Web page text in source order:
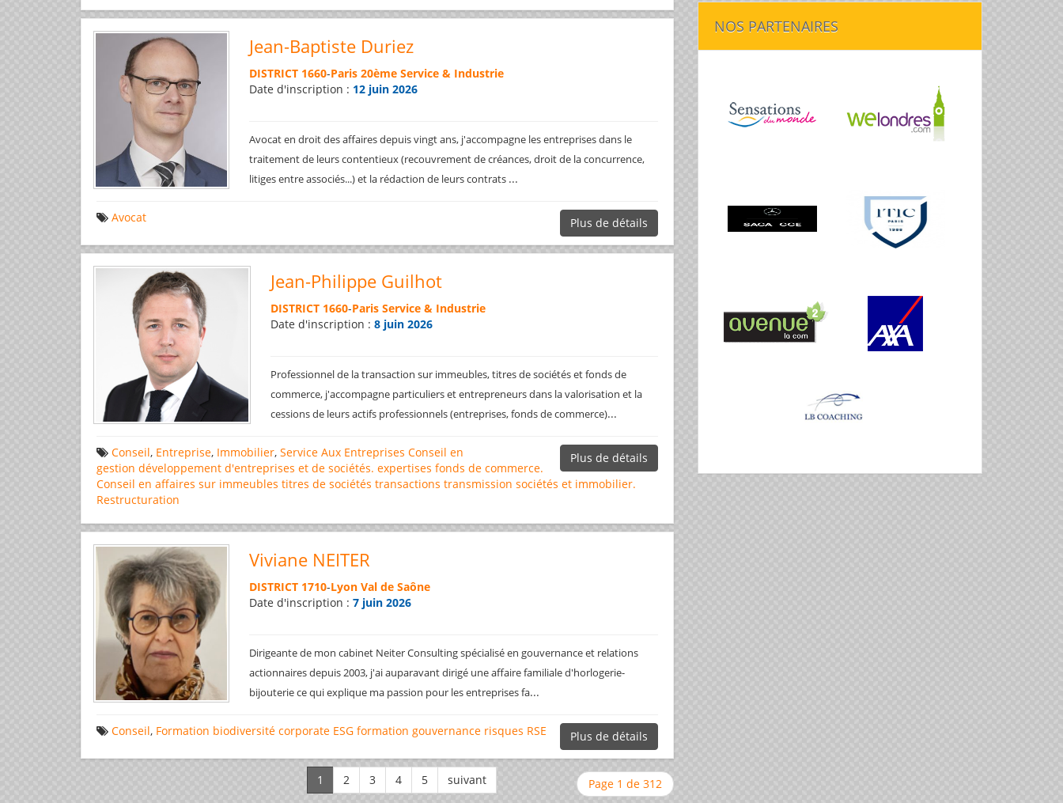
Jean-Baptiste Duriez
DISTRICT 1660-Paris 20ème Service & Industrie
Date d'inscription : 12 juin 2026
Avocat en droit des affaires depuis vingt ans, j'accompagne les entreprises dans le
traitement de leurs contentieux (recouvrement de créances, droit de la concurrence,
litiges entre associés...) et la rédaction de leurs contrats ...
Plus de détails
Avocat
Jean-Philippe Guilhot
DISTRICT 1660-Paris Service & Industrie
Date d'inscription : 8 juin 2026
Professionnel de la transaction sur immeubles, titres de sociétés et fonds de
commerce, j'accompagne particuliers et entrepreneurs dans la valorisation et la
cessions de leurs actifs professionnels (entreprises, fonds de commerce)...
Plus de détails
Conseil, Entreprise, Immobilier, Service Aux Entreprises Conseil en
gestion développement d'entreprises et de sociétés. expertises fonds de commerce.
Conseil en affaires sur immeubles titres de sociétés transactions transmission sociétés et immobilier.
Restructuration
Viviane NEITER
DISTRICT 1710-Lyon Val de Saône
Date d'inscription :7 juin 2026
Dirigeante de mon cabinet Neiter Consulting spécialisé en gouvernance et relations
actionnaires depuis 2003, j'ai auparavant dirigé une affaire familiale d'horlogerie-
bijouterie ce qui explique ma passion pour les entreprises fa...
Plus de détails
Conseil, Formation biodiversité corporate ESG formation gouvernance risques RSE
Page 1 de 312
NOS PARTENAIRES